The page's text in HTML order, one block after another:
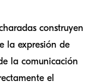
construyen
la expresión de
la comunicación
el